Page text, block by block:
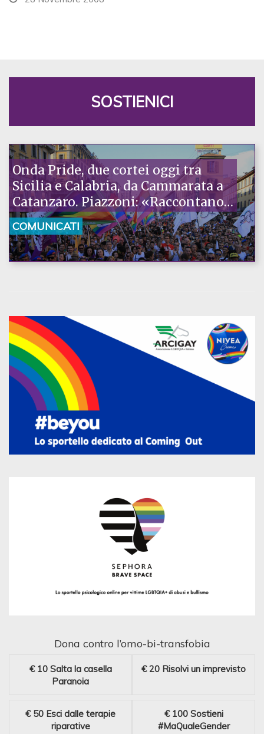
SOSTIENICI
Onda Pride, due cortei oggi tra
Sicilia e Calabria, da Cammarata a
Catanzaro. Piazzoni: «Raccontano
la nostra ostinazione»
COMUNICATI
Dona contro l’omo-bi-transfobia
€ 10 Salta la casella
Paranoia
€ 20 Risolvi un imprevisto
€ 50 Esci dalle terapie
riparative
€ 100 Sostieni
#MaQualeGender